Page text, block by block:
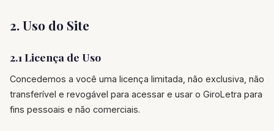
2. Uso do Site
2.1 Licença de Uso
Concedemos a você uma licença limitada, não exclusiva, não
transferível e revogável para acessar e usar o GiroLetra para
fins pessoais e não comerciais.